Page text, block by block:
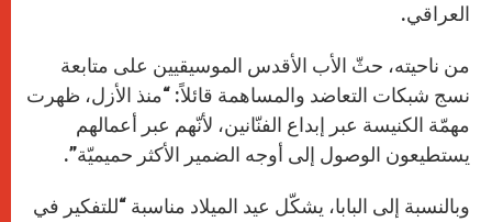
العراقي.
من ناحيته، حثّ الأب الأقدس الموسيقيين على متابعة
نسج شبكات التعاضد والمساهمة قائلاً: “منذ الأزل، ظهرت
مهمّة الكنيسة عبر إبداع الفنّانين، لأنّهم عبر أعمالهم
يستطيعون الوصول إلى أوجه الضمير الأكثر حميميّة”.
وبالنسبة إلى البابا، يشكّل عيد الميلاد مناسبة “للتفكير في